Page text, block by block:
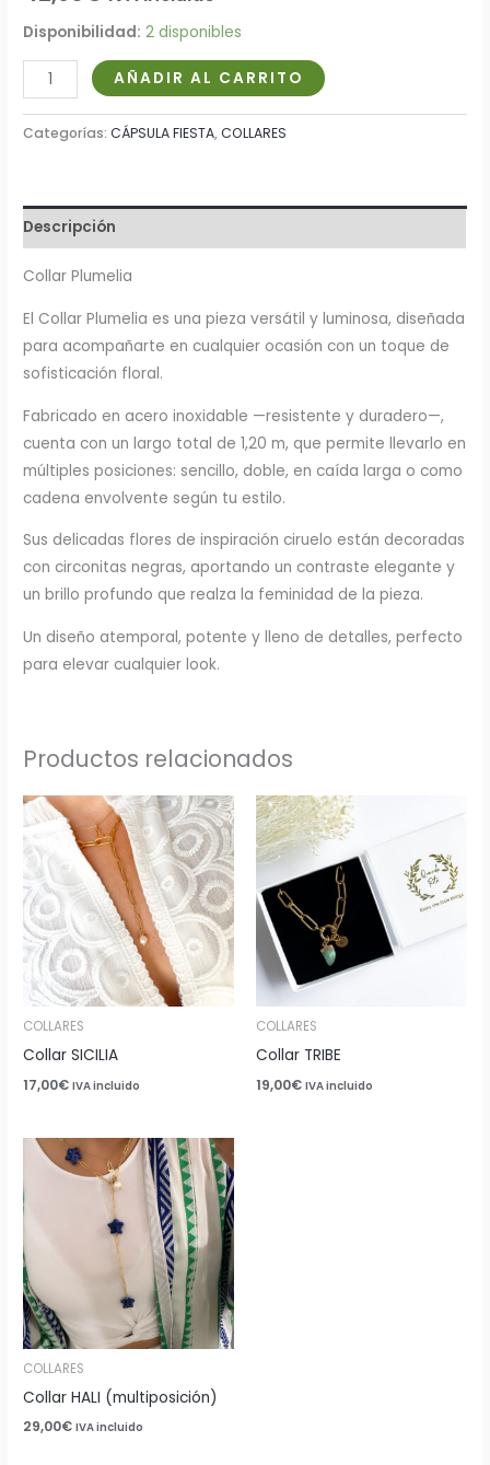
Disponibilidad: 2 disponibles
AÑADIR AL CARRITO
Categorías:CÁPSULA FIESTA,COLLARES
Descripción
Collar Plumelia
El Collar Plumelia es una pieza versátil y luminosa, diseñada
para acompañarte en cualquier ocasión con un toque de
sofisticación floral.
Fabricado en acero inoxidable —resistente y duradero—,
cuenta con un largo total de 1,20 m, que permite llevarlo en
múltiples posiciones: sencillo, doble, en caída larga o como
cadena envolvente según tu estilo.
Sus delicadas flores de inspiración ciruelo están decoradas
con circonitas negras, aportando un contraste elegante y
un brillo profundo que realza la feminidad de la pieza.
Un diseño atemporal, potente y lleno de detalles, perfecto
para elevar cualquier look.
Productos relacionados
COLLARES
Collar SICILIA
17,00€ IVA incluido
COLLARES
Collar TRIBE
19,00€ IVA incluido
COLLARES
Collar HALI (multiposición)
29,00€ IVA incluido